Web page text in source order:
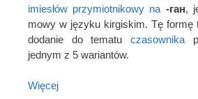
imiesłów przymiotnikowy na -ган,
mowy w języku kirgiskim. Tę formę
dodanie do tematu czasownika
jednym z 5 wariantów.
Więcej